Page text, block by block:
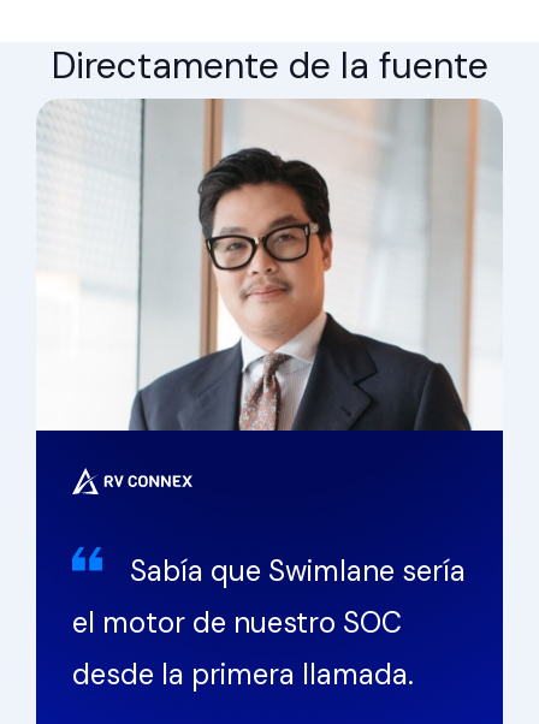
Directamente de la fuente
Sabía que Swimlane sería
el motor de nuestro SOC
desde la primera llamada.